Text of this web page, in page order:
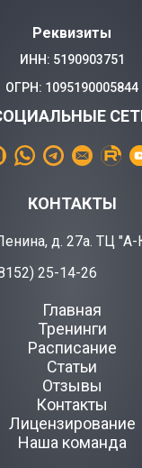
Реквизиты
ИНН: 5190903751
ОГРН: 1095190005844
КОНТАКТЫ
д. 27а. ТЦ "А-
25-14-26
Главная
Тренинги
Расписание
Статьи
Отзывы
Контакты
Лицензирование
Наша команда